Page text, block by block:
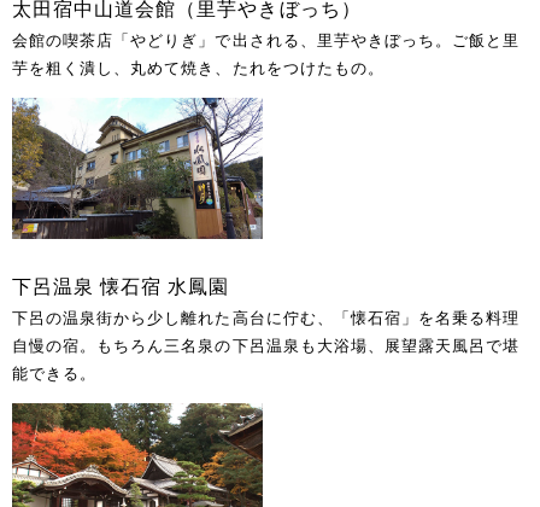
太田宿中山道会館（里芋やきぼっち）
会館の喫茶店「やどりぎ」で出される、里芋やきぼっち。ご飯と里
芋を粗く潰し、丸めて焼き、たれをつけたもの。
下呂温泉 懐石宿 水鳳園
下呂の温泉街から少し離れた高台に佇む、「懐石宿」を名乗る料理
自慢の宿。もちろん三名泉の下呂温泉も大浴場、展望露天風呂で堪
能できる。